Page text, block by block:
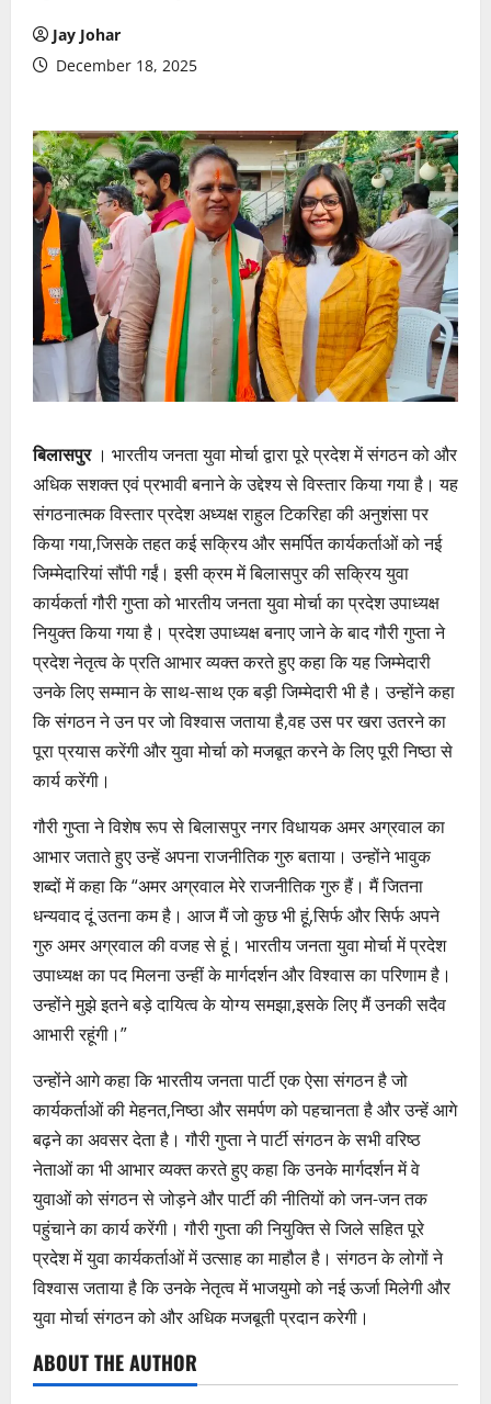
Jay Johar
December 18, 2025
बिलासपुर। भारतीय जनता युवा मोर्चा द्वारा पूरे प्रदेश में संगठन को और
अधिक सशक्त एवं प्रभावी बनाने के उद्देश्य से विस्तार किया गया है। यह
संगठनात्मक विस्तार प्रदेश अध्यक्ष राहुल टिकरिहा की अनुशंसा पर
किया गया,जिसके तहत कई सक्रिय और समर्पित कार्यकर्ताओं को नई
जिम्मेदारियां सौंपी गईं। इसी क्रम में बिलासपुर की सक्रिय युवा
कार्यकर्ता गौरी गुप्ता को भारतीय जनता युवा मोर्चा का प्रदेश उपाध्यक्ष
नियुक्त किया गया है। प्रदेश उपाध्यक्ष बनाए जाने के बाद गौरी गुप्ता ने
प्रदेश नेतृत्व के प्रति आभार व्यक्त करते हुए कहा कि यह जिम्मेदारी
उनके लिए सम्मान के साथ-साथ एक बड़ी जिम्मेदारी भी है। उन्होंने कहा
कि संगठन ने उन पर जो विश्वास जताया है,वह उस पर खरा उतरने का
पूरा प्रयास करेंगी और युवा मोर्चा को मजबूत करने के लिए पूरी निष्ठा से
कार्य करेंगी।
गौरी गुप्ता ने विशेष रूप से बिलासपुर नगर विधायक अमर अग्रवाल का
आभार जताते हुए उन्हें अपना राजनीतिक गुरु बताया। उन्होंने भावुक
शब्दों में कहा कि “अमर अग्रवाल मेरे राजनीतिक गुरु हैं। मैं जितना
धन्यवाद दूं उतना कम है। आज मैं जो कुछ भी हूं,सिर्फ और सिर्फ अपने
गुरु अमर अग्रवाल की वजह से हूं। भारतीय जनता युवा मोर्चा में प्रदेश
उपाध्यक्ष का पद मिलना उन्हीं के मार्गदर्शन और विश्वास का परिणाम है।
उन्होंने मुझे इतने बड़े दायित्व के योग्य समझा,इसके लिए मैं उनकी सदैव
आभारी रहूंगी।”
उन्होंने आगे कहा कि भारतीय जनता पार्टी एक ऐसा संगठन है जो
कार्यकर्ताओं की मेहनत,निष्ठा और समर्पण को पहचानता है और उन्हें आगे
बढ़ने का अवसर देता है। गौरी गुप्ता ने पार्टी संगठन के सभी वरिष्ठ
नेताओं का भी आभार व्यक्त करते हुए कहा कि उनके मार्गदर्शन में वे
युवाओं को संगठन से जोड़ने और पार्टी की नीतियों को जन-जन तक
पहुंचाने का कार्य करेंगी। गौरी गुप्ता की नियुक्ति से जिले सहित पूरे
प्रदेश में युवा कार्यकर्ताओं में उत्साह का माहौल है। संगठन के लोगों ने
विश्वास जताया है कि उनके नेतृत्व में भाजयुमो को नई ऊर्जा मिलेगी और
युवा मोर्चा संगठन को और अधिक मजबूती प्रदान करेगी।
ABOUT THE AUTHOR